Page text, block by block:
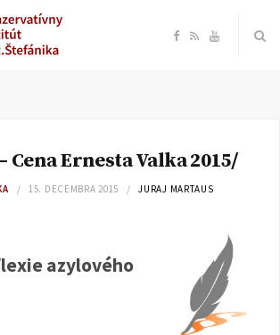
F
e
R Y
T
b
e
Cena Ernesta Valka 2015/
15. DECEMBRA 2015 JURAJ MARTAUS
azylového